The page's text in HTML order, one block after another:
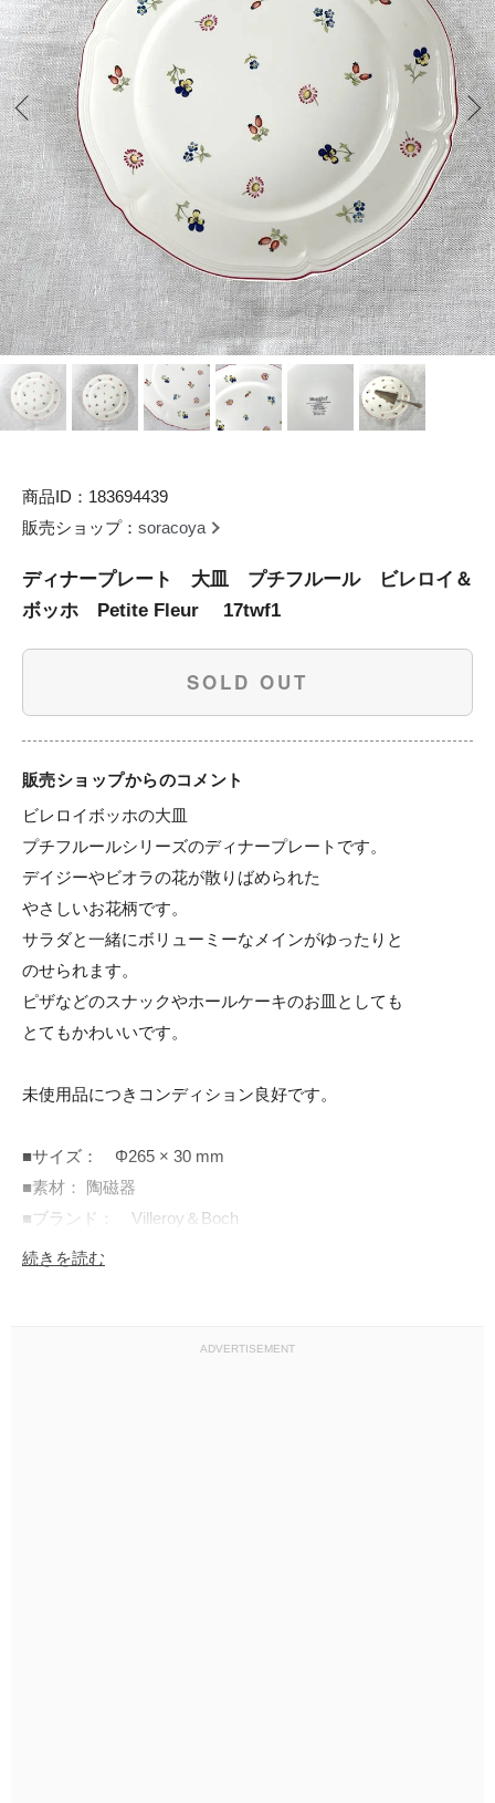
商品ID：183694439
販売ショップ： soracoya
ディナープレート 大皿 プチフルール ビレロイ＆
ボッホ Petite Fleur 17twf1
SOLD OUT
販売ショップからのコメント
ビレロイボッホの大皿
プチフルールシリーズのディナープレートです。
デイジーやビオラの花が散りばめられた
やさしいお花柄です。
サラダと一緒にボリューミーなメインがゆったりと
のせられます。
ピザなどのスナックやホールケーキのお皿としても
とてもかわいいです。
未使用品につきコンディション良好です。
■サイズ：　Φ265 × 30 mm
■素材： 陶磁器
■ブランド：　Villeroy＆Boch
■入荷数：　1
続きを読む
ADVERTISEMENT